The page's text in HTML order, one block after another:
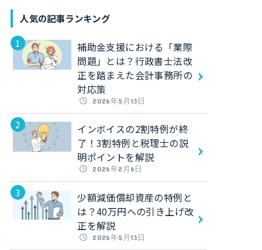
人気の記事ランキング
補助金支援における「業際
問題」とは？行政書士法改
正を踏まえた会計事務所の
対応策
2026年5月13日
インボイスの2割特例が終
了！3割特例と税理士の説
明ポイントを解説
2026年2月6日
少額減価償却資産の特例と
は？40万円への引き上げ改
正を解説
2026年5月13日